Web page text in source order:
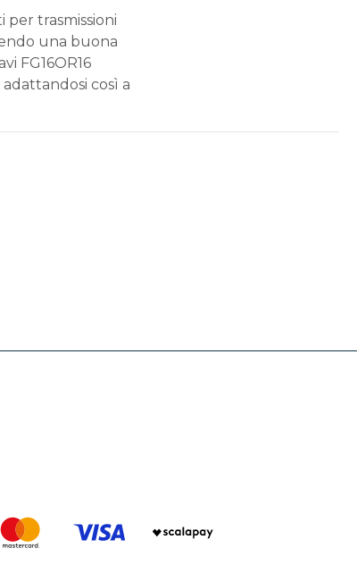
per trasmissioni
una buona
FG16OR16
così a